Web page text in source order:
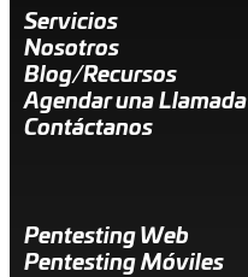
Servicios
Nosotros
Blog/Recursos
Agendar una Llamada
Contáctanos
Pentesting Web
Pentesting Móviles